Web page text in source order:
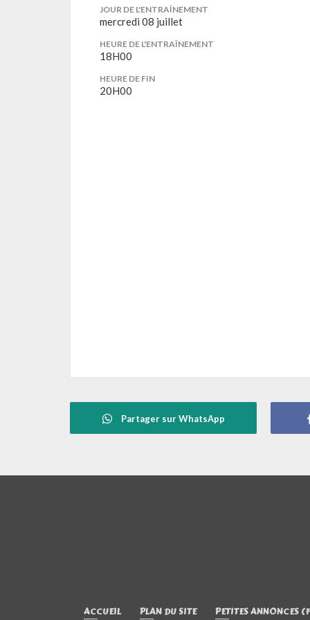
JOUR DE L'ENTRAÎNEMENT
mercredi 08 juillet
HEURE DE L'ENTRAÎNEMENT
18H00
HEURE DE FIN
20H00
Partager sur WhatsApp
ACCUEIL PLAN DU SITE PETITES ANNONCES